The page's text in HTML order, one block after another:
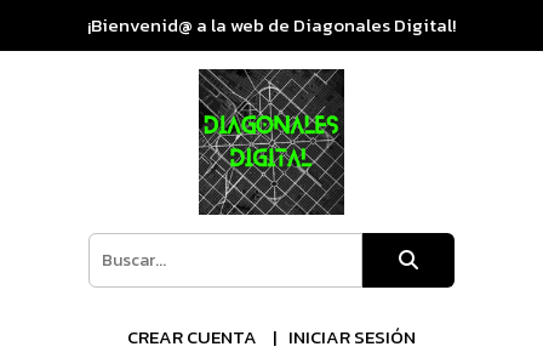
¡Bienvenid@ a la web de Diagonales Digital!
CREAR CUENTA INICIAR SESIÓN